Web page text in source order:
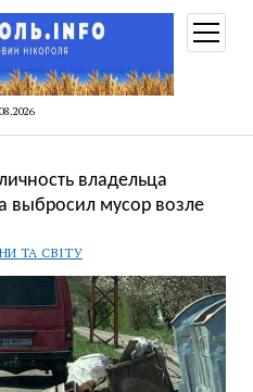
меню
владельца
выбросил мусор возле
ТА СВІТУ